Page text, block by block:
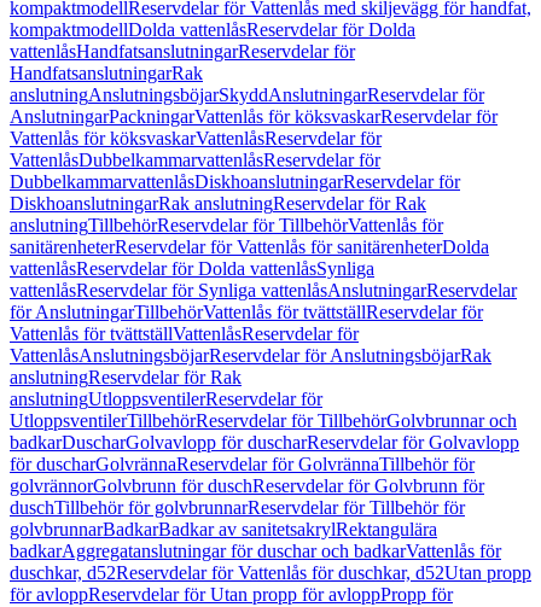
kompaktmodellReservdelar för Vattenlås med skiljevägg för handfat,
kompaktmodellDolda vattenlåsReservdelar för Dolda
vattenlåsHandfatsanslutningarReservdelar för
HandfatsanslutningarRak
anslutningAnslutningsböjarSkyddAnslutningarReservdelar för
AnslutningarPackningarVattenlås för köksvaskarReservdelar för
Vattenlås för köksvaskarVattenlåsReservdelar för
VattenlåsDubbelkammarvattenlåsReservdelar för
DubbelkammarvattenlåsDiskhoanslutningarReservdelar för
DiskhoanslutningarRak anslutningReservdelar för Rak
anslutningTillbehörReservdelar för TillbehörVattenlås för
sanitärenheterReservdelar för Vattenlås för sanitärenheterDolda
vattenlåsReservdelar för Dolda vattenlåsSynliga
vattenlåsReservdelar för Synliga vattenlåsAnslutningarReservdelar
för AnslutningarTillbehörVattenlås för tvättställReservdelar för
Vattenlås för tvättställVattenlåsReservdelar för
VattenlåsAnslutningsböjarReservdelar för AnslutningsböjarRak
anslutningReservdelar för Rak
anslutningUtloppsventilerReservdelar för
UtloppsventilerTillbehörReservdelar för TillbehörGolvbrunnar och
badkarDuscharGolvavlopp för duscharReservdelar för Golvavlopp
för duscharGolvrännaReservdelar för GolvrännaTillbehör för
golvrännorGolvbrunn för duschReservdelar för Golvbrunn för
duschTillbehör för golvbrunnarReservdelar för Tillbehör för
golvbrunnarBadkarBadkar av sanitetsakrylRektangulära
badkarAggregatanslutningar för duschar och badkarVattenlås för
duschkar, d52Reservdelar för Vattenlås för duschkar, d52Utan propp
för avloppReservdelar för Utan propp för avloppPropp för